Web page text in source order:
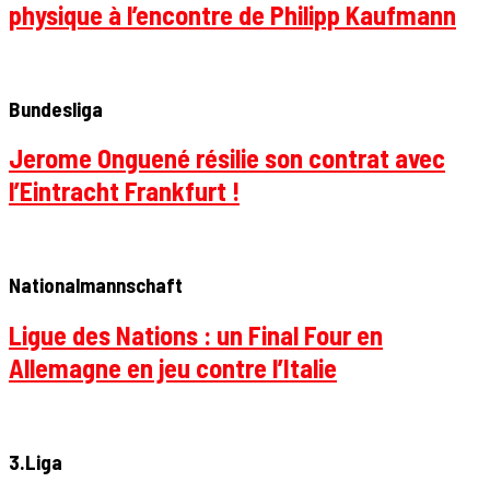
physique à l’encontre de Philipp Kaufmann
Bundesliga
Jerome Onguené résilie son contrat avec
l’Eintracht Frankfurt !
Nationalmannschaft
Ligue des Nations : un Final Four en
Allemagne en jeu contre l’Italie
3.Liga